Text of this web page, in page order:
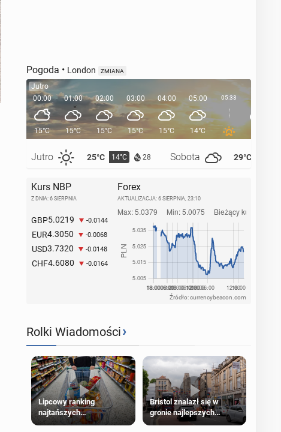
Pogoda • London ZMIANA
Jutro
00:00
15°C
Jutro 25°C 14°C 28 Sobota 29°C
01:00
15°C
02:00
15°C
03:00
15°C
04:00
15°C
05:00
14°C
05:33 06:00
Kurs NBP
Z DNIA: 6 SIERPNIA
GBP5.0219 -0.0144
EUR4.3050 -0.0068
USD3.7320 -0.0148
CHF4.6080 -0.0164
Forex
AKTUALIZACJA: 6 SIERPNIA, 23:10
Źródło: currencybeacon.com
Rolki Wiadomości›
Lipcowy ranking
najtańszych
supermarketów
Bristol znalazł się w
gronie najlepszych
kierunków podróży na